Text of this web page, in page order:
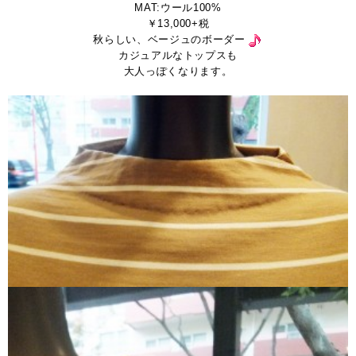
MAT:ウール100%
￥13,000+税
秋らしい、ベージュのボーダー
カジュアルなトップスも
大人っぽくなります。